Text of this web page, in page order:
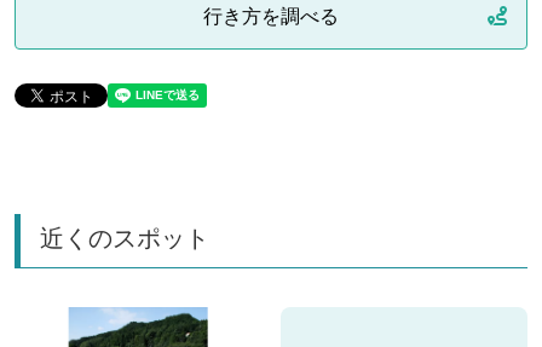
行き方を調べる
近くのスポット